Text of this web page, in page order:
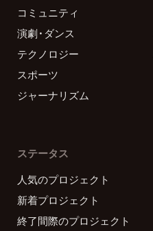
コミュニティ
演劇・ダンス
テクノロジー
スポーツ
ジャーナリズム
ステータス
人気のプロジェクト
新着プロジェクト
終了間際のプロジェクト